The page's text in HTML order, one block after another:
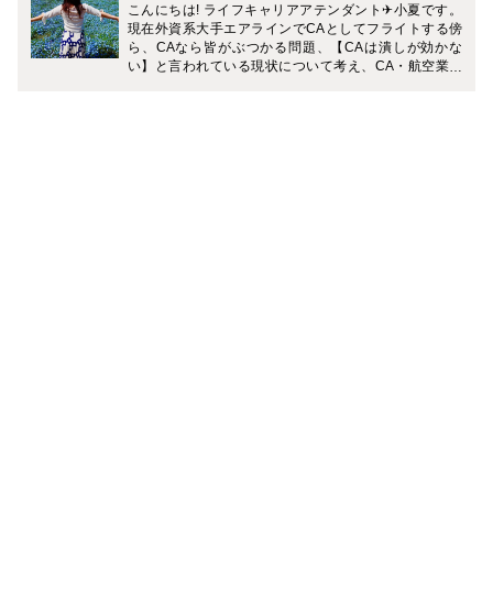
こんにちは! ライフキャリアアテンダント✈小夏です。
現在外資系大手エアラインでCAとしてフライトする傍
ら、CAなら皆がぶつかる問題、【CAは潰しが効かな
い】と言われている現状について考え、CA・航空業界